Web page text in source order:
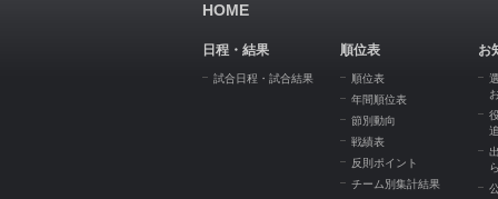
HOME
日程・結果
試合日程・試合結果
順位表
順位表
年間順位表
節別動向
戦績表
反則ポイント
チーム別集計結果
お